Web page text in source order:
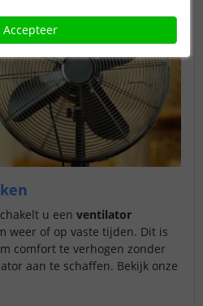
u een ventilator
weer of op vaste tijden. Dit is
comfort te verhogen zonder
aan te schaffen. Bekijk onze
Accepteer